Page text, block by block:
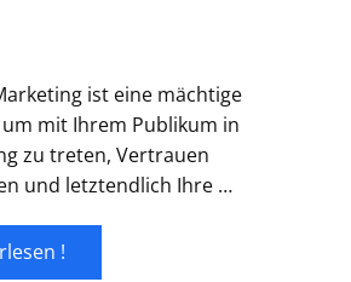
ist eine mächtige
mit Ihrem Publikum in
zu treten, Vertrauen
und letztendlich Ihre …
!